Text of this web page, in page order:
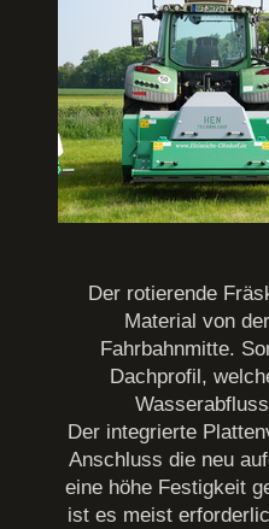
Der rotierende
Material von
Fahrbahnmitte.
Dachprofil,
Der integrierte
Anschluss die neu
eine höhe Festigkeit
ist es meist